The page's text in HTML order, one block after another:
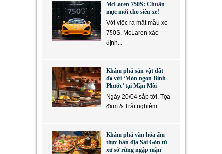
McLaren 750S: Chuẩn
mực mới cho siêu xe!
Với việc ra mắt mẫu xe
750S, McLaren xác
định...
Khám phá sản vật đất
đỏ với ‘Món ngon Bình
Phước’ tại Mặn Mòi
Ngày 20/04 sắp tới, Tọa
đàm & Trải nghiệm...
Khám phá văn hóa ẩm
thực bản địa Sài Gòn từ
xứ sở rừng ngập mặn